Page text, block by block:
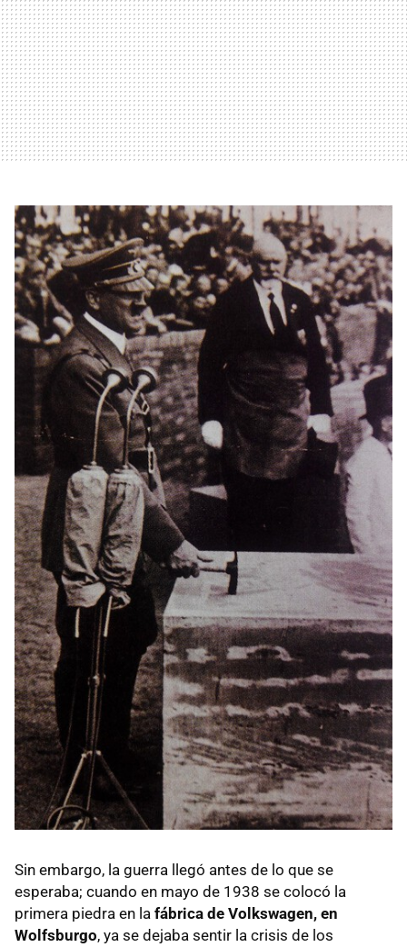
Sin embargo, la guerra llegó antes de lo que se
esperaba; cuando en mayo de 1938 se colocó la
primera piedra en la fábrica de Volkswagen, en
Wolfsburgo, ya se dejaba sentir la crisis de los